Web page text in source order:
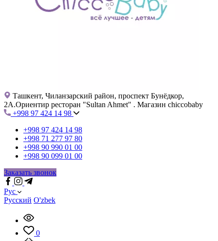
Ташкент, Чиланзарский район, проспект Бунёдкор,
2А.Ориентир ресторан "Sultan Ahmet" . Магазин chiccobaby
+998 97 424 14 98
+998 97 424 14 98
+998 71 277 97 80
+998 90 990 01 00
+998 90 099 01 00
Заказать звонок
Рус
Русский O'zbek
0